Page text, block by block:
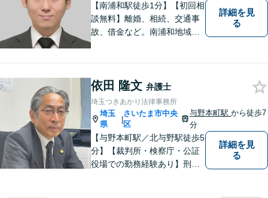
【南浦和駅徒歩1分】【初回相
談無料】離婚、相続、交通事
故、借金など。南浦和地域の
かを常に考えて弁護に取り組
んでまいります。
詳細を見
る
依田 隆文 弁護士
埼玉つきあかり法律事務所
埼玉
県
|
さいたま市中央
区
与野本町駅から徒歩7
分
【与野本町駅／北与野駅徒歩5
分】【裁判所・検察庁・公証
役場での勤務経験あり】刑事
詳細を見
る